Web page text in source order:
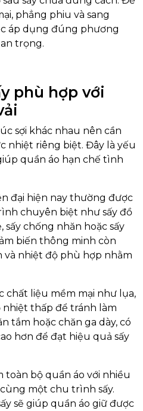
phẳng phiu và sang
áp dụng đúng phương
trọng.
phù hợp với
sợi khác nhau nên cần
nhiệt riêng biệt. Đây là yếu
quần áo hạn chế tình
đại hiện nay thường được
chuyên biệt như sấy đồ
sấy chống nhăn hoặc sấy
biến thông minh còn
nhiệt độ phù hợp nhằm
chất liệu mềm mại như lụa,
nhiệt thấp để tránh làm
tắm hoặc chăn ga dày, có
hơn để đạt hiệu quả sấy
toàn bộ quần áo với nhiều
một chu trình sấy.
sẽ giúp quần áo giữ được